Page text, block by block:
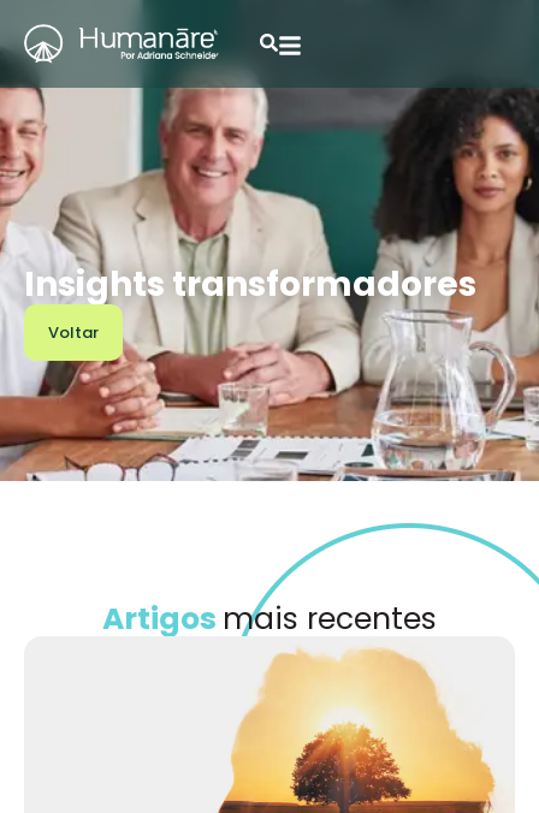
Insights transformadores
Voltar
Artigos mais recentes